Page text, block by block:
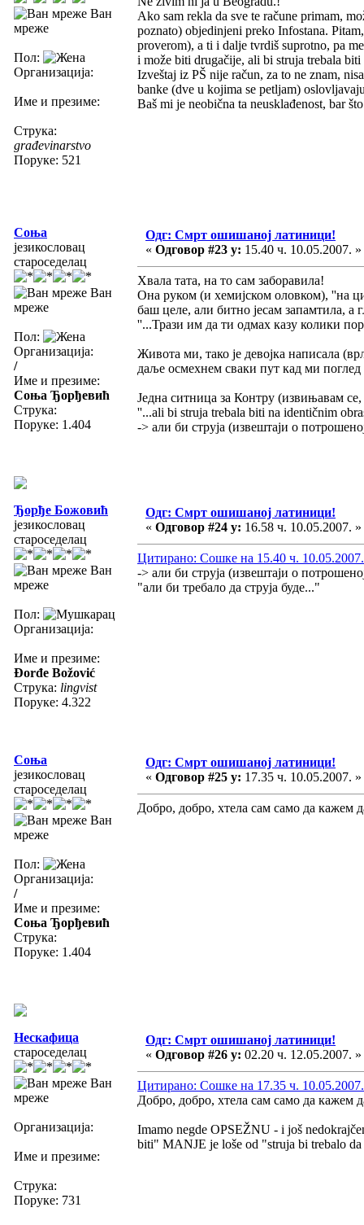
Ван
мреже
Пол:
Организација:
Име и презиме:
Струка:
građevinarstvo
Поруке: 521
Ako sam rekla da sve te račune primam,
poznato) objedinjeni preko Infostana.
proverom), a ti i dalje tvrdiš suprotno, pa
i može biti drugačije, ali bi struja trebala
Izveštaj iz PŠ nije račun, za to ne znam,
banke (dve u kojima se petljam)
Baš mi je neobična ta neusklađenost, bar
Соња
језикословац
староседелац
Ван
мреже
Пол:
Организација:
/
Име и презиме:
Соња Ђорђевић
Струка:
Поруке: 1.404
Одг: Смрт ошишаној латиници!
« Одговор #23 у: 15.40 ч. 10.05.2007. »
Хвала тата, на то сам заборавила!
Oна руком (и хемијском оловком), ''на
баш целе, али битно јесам запамтила, а
''...Трази им да ти одмах казу колики
Живота ми, тако је девојка написала
даље осмехнем сваки пут кад ми
Једна ситница за Контру (извињавам се,
''...ali bi struja trebala biti na identičnim
-> али би струја (извештаји о
Ђорђе Божовић
језикословац
староседелац
Ван
мреже
Пол:
Организација:
Име и презиме:
Đorđe Božović
Струка: lingvist
Поруке: 4.322
Одг: Смрт ошишаној латиници!
« Одговор #24 у: 16.58 ч. 10.05.2007. »
Цитирано: Сошке на 15.40 ч. 10.05.2007.
-> али би струја (извештаји о
"али би требало да струја буде..."
Соња
језикословац
староседелац
Ван
мреже
Пол:
Организација:
/
Име и презиме:
Соња Ђорђевић
Струка:
Поруке: 1.404
Одг: Смрт ошишаној латиници!
« Одговор #25 у: 17.35 ч. 10.05.2007. »
Добро, добро, хтела сам само да кажем
Нескафица
староседелац
Ван
мреже
Организација:
Име и презиме:
Струка:
Поруке: 731
Одг: Смрт ошишаној латиници!
« Одговор #26 у: 02.20 ч. 12.05.2007. »
Цитирано: Сошке на 17.35 ч. 10.05.2007.
Добро, добро, хтела сам само да кажем
Imamo negde OPSEŽNU - i još
biti" MANJE je loše od "struja bi trebalo